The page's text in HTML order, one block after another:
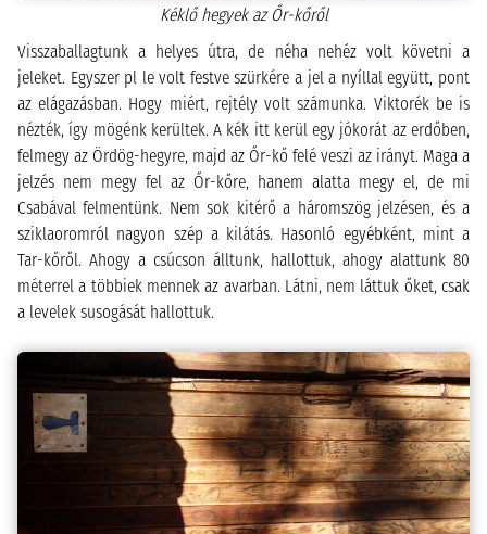
Kéklő hegyek az Őr-kőről
Visszaballagtunk a helyes útra, de néha nehéz volt követni a
jeleket. Egyszer pl le volt festve szürkére a jel a nyíllal együtt, pont
az elágazásban. Hogy miért, rejtély volt számunka. Viktorék be is
nézték, így mögénk kerültek. A kék itt kerül egy jókorát az erdőben,
felmegy az Ördög-hegyre, majd az Őr-kő felé veszi az irányt. Maga a
jelzés nem megy fel az Őr-kőre, hanem alatta megy el, de mi
Csabával felmentünk. Nem sok kitérő a háromszög jelzésen, és a
sziklaoromról nagyon szép a kilátás. Hasonló egyébként, mint a
Tar-kőről. Ahogy a csúcson álltunk, hallottuk, ahogy alattunk 80
méterrel a többiek mennek az avarban. Látni, nem láttuk őket, csak
a levelek susogását hallottuk.